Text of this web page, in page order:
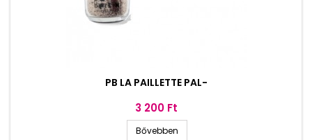
PB LA PAILLETTE PAL-
Ár
3 200 Ft
Bővebben